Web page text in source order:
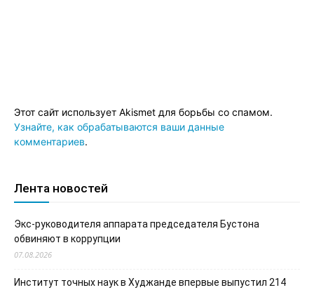
Этот сайт использует Akismet для борьбы со спамом.
Узнайте, как обрабатываются ваши данные
комментариев.
Лента новостей
Экс-руководителя аппарата председателя Бустона
обвиняют в коррупции
07.08.2026
Институт точных наук в Худжанде впервые выпустил 214